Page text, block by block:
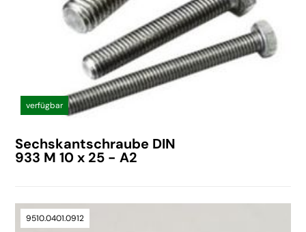
verfügbar
Sechskantschraube DIN
933 M 10 x 25 - A2
9510.0401.0912